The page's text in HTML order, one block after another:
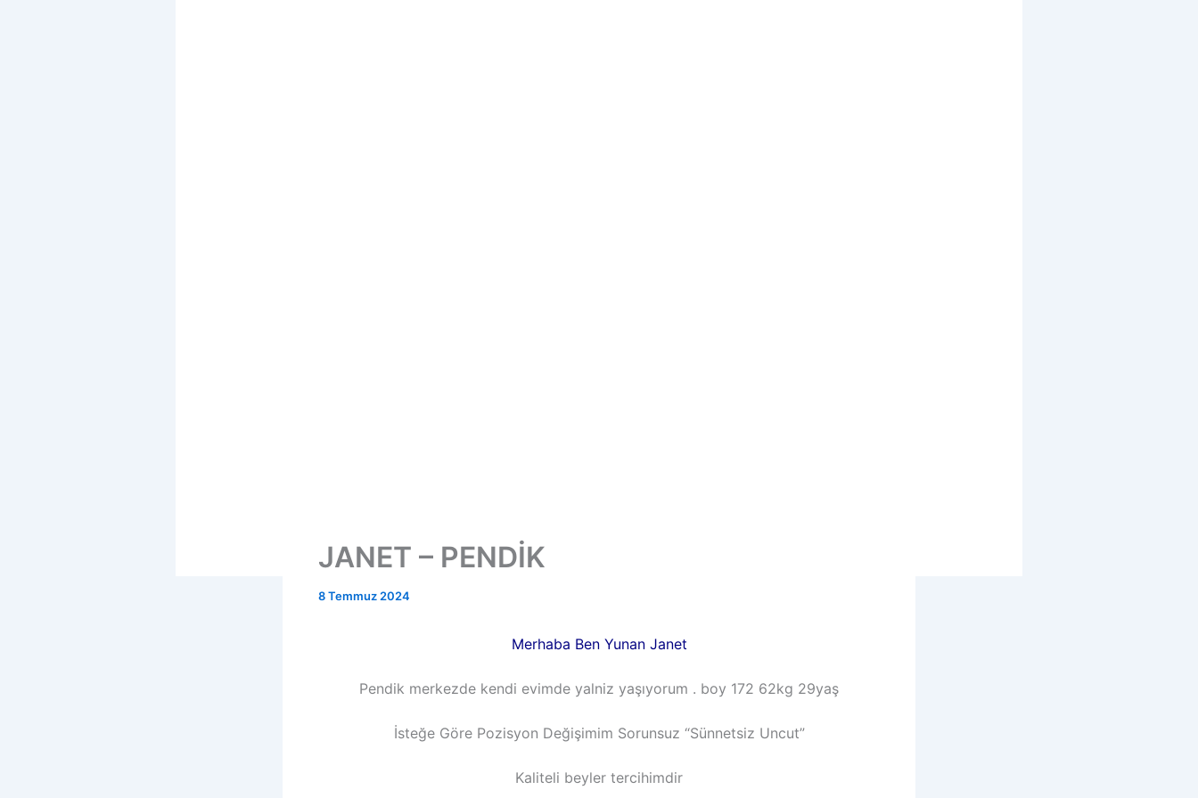
JANET – PENDİK
8 Temmuz 2024
Merhaba Ben Yunan Janet
Pendik merkezde kendi evimde yalniz yaşıyorum . boy 172 62kg 29yaş
İsteğe Göre Pozisyon Değişimim Sorunsuz “Sünnetsiz Uncut”
Kaliteli beyler tercihimdir